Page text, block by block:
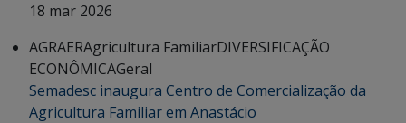
18 mar 2026
AGRAERAgricultura FamiliarDIVERSIFICAÇÃO
ECONÔMICAGeral
Semadesc inaugura Centro de Comercialização da
Agricultura Familiar em Anastácio